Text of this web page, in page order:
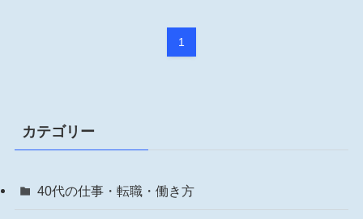
1
カテゴリー
40代の仕事・転職・働き方